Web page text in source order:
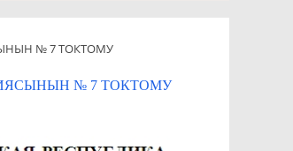
№ 7 ТОКТОМУ
№ 7 ТОКТОМУ